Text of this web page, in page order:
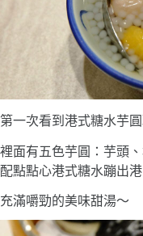
第一次看到港式糖水芋
裡面有五色芋圓：芋頭
配點點心港式糖水蹦出港
充滿嚼勁的美味甜湯〜